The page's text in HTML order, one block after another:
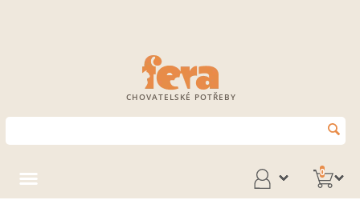
CHOVATELSKÉ POTŘEBY
0